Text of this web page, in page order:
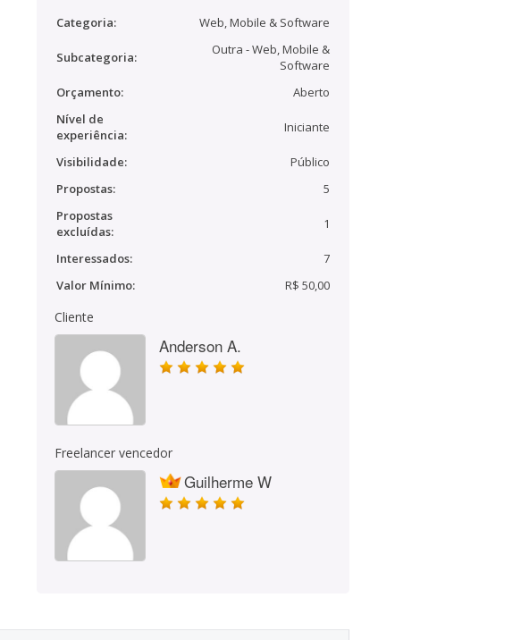
Categoria: Web, Mobile & Software
Subcategoria:
Outra - Web, Mobile &
Software
Orçamento:
Aberto
Nível de
experiência:
Iniciante
Visibilidade:
Público
Propostas:
5
Propostas
excluídas:
1
Interessados:
7
Valor Mínimo:
R$ 50,00
Cliente
Anderson A.
Freelancer vencedor
Guilherme W